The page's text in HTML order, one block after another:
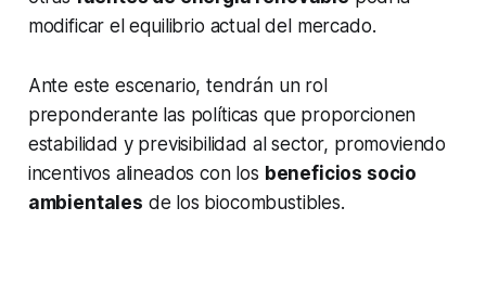
modificar el equilibrio actual del mercado.
Ante este escenario, tendrán un rol
preponderante las políticas que proporcionen
estabilidad y previsibilidad al sector, promoviendo
incentivos alineados con los beneficios socio
ambientales de los biocombustibles.